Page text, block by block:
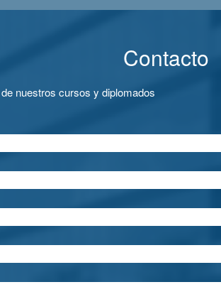
Contacto
nuestros cursos y diplomados